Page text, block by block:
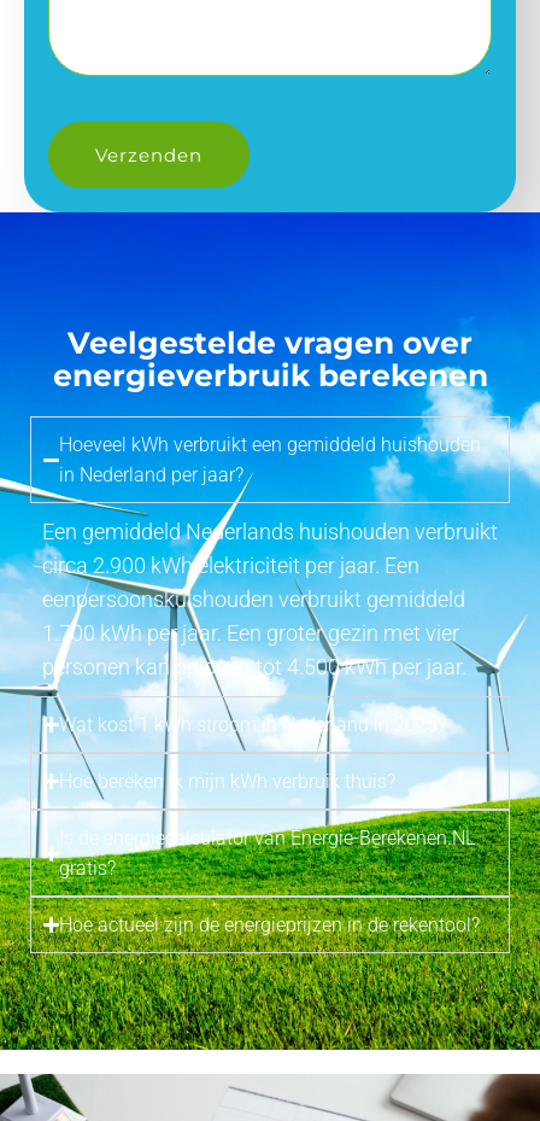
Veelgestelde vragen over
energieverbruik berekenen
Hoeveel kWh verbruikt een gemiddeld huishouden
in Nederland per jaar?
Een gemiddeld Nederlands huishouden verbruikt
circa 2.900 kWh elektriciteit per jaar. Een
eenpersoonskuishouden verbruikt gemiddeld
1.700 kWh per jaar. Een groter gezin met vier
personen kan oplopen tot 4.500 kWh per jaar.
Wat kost 1 kWh stroom in Nederland in 2025?
Hoe bereken ik mijn kWh verbruik thuis?
Is de energiecalculator van Energie-Berekenen.NL
gratis?
Hoe actueel zijn de energieprijzen in de rekentool?